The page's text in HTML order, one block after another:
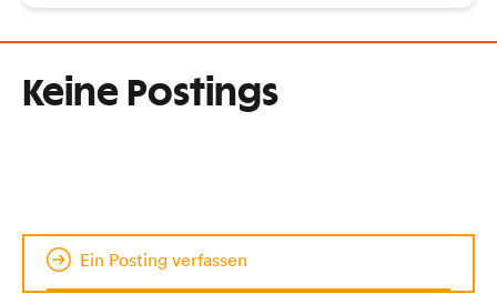
Keine Postings
Ein Posting verfassen